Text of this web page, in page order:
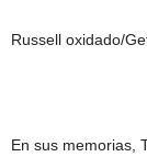
Russell oxidado/
En sus memorias,